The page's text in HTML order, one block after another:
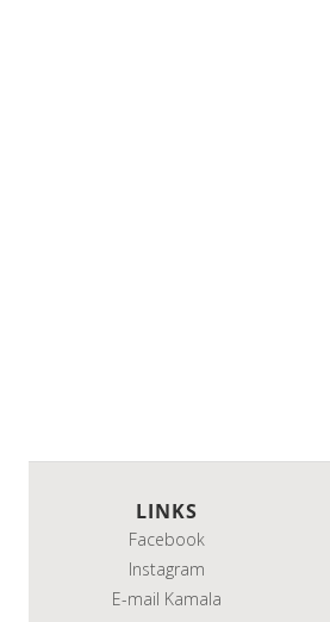
LINKS
Facebook
Instagram
E-mail Kamala